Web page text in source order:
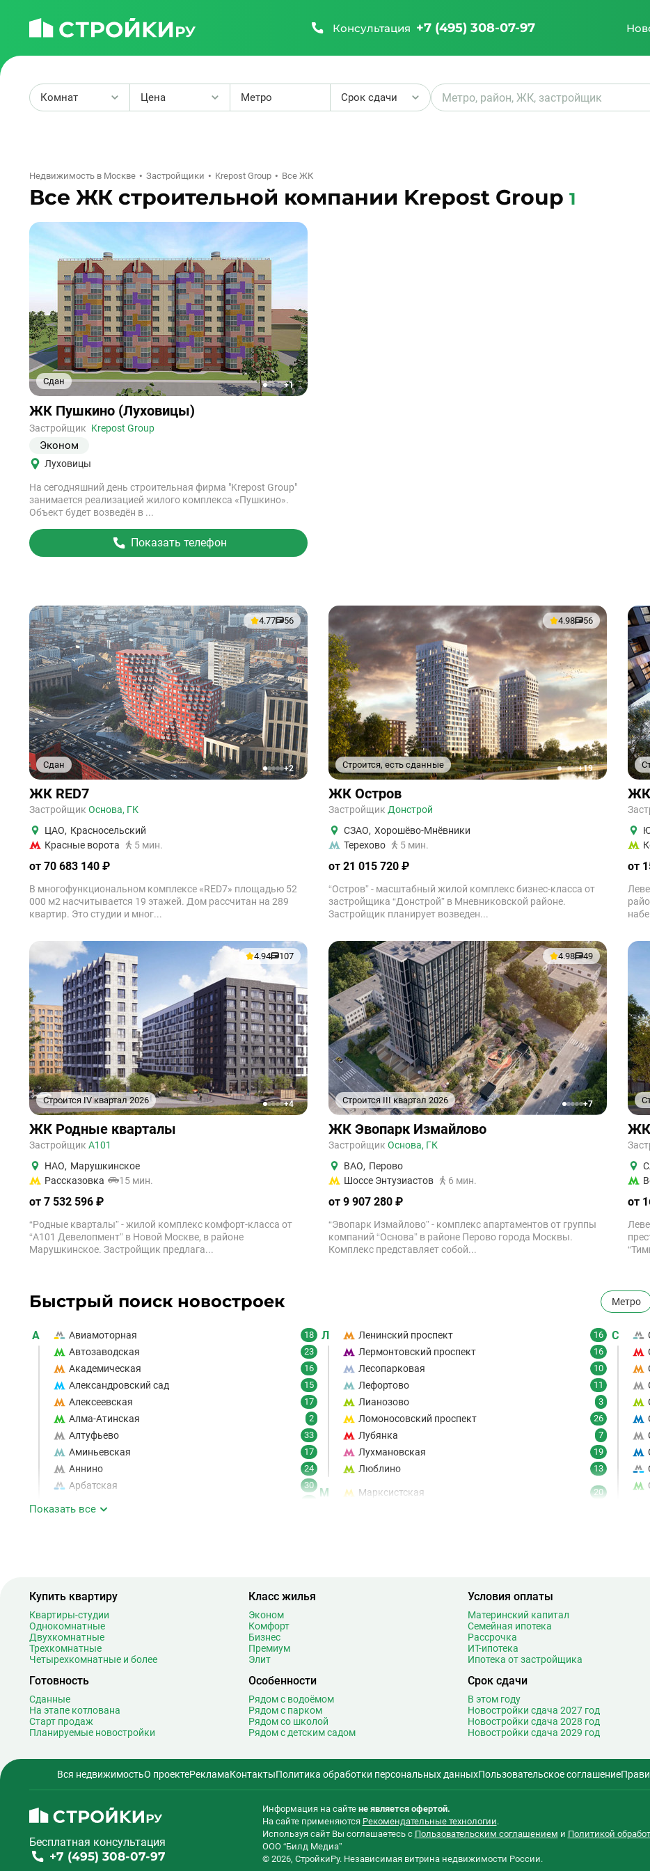
Консультация +7 (495) 308-07-97
Комнат Цена
₽
Метро Срок сдачи
Недвижимость в Москве Застройщики Krepost Group Все ЖК
Все ЖК строительной компании Krepost Group 1
Сдан
12345+1
Ссылка
на
объект
ЖК Пушкино (Луховицы)
Застройщик Krepost Group
Эконом
Луховицы
На сегодняшний день строительная фирма "Krepost Group"
занимается реализацией жилого комплекса «Пушкино».
Объект будет возведён в ...
Показать телефон
Сдан
4.77 56
12345+2
ЖК RED7
Застройщик Основа, ГК
ЦАО, Красносельский
Красные ворота
5 мин.
от 70 683 140 ₽
В многофункциональном комплексе «RED7» площадью 52
000 м2 насчитывается 19 этажей. Дом рассчитан на 289
квартир. Это студии и мног...
Строится, есть сданные
4.98 56
12345+19
ЖК Остров
Застройщик Донстрой
СЗАО, Хорошёво-Мнёвники
Терехово
5 мин.
от 21 015 720 ₽
“Остров” - масштабный жилой комплекс бизнес-класса от
застройщика “Донстрой” в Мневниковской районе.
Застройщик планирует возведен...
ЖК
от
Строится IV квартал 2026
4.94 107
12345+4
ЖК Родные кварталы
Застройщик А101
НАО, Марушкинское
Рассказовка
15 мин.
от 7 532 596 ₽
“Родные кварталы” - жилой комплекс комфорт-класса от
“А101 Девелопмент” в Новой Москве, в районе
Марушкинское. Застройщик предлага...
Строится III квартал 2026
4.98 49
12345+7
ЖК Эвопарк Измайлово
Застройщик Основа, ГК
ВАО, Перово
Шоссе Энтузиастов
6 мин.
от 9 907 280 ₽
“Эвопарк Измайлово” - комплекс апартаментов от группы
компаний “Основа” в районе Перово города Москвы.
Комплекс представляет собой...
ЖК
от
Быстрый поиск новостроек Метро
А Авиамоторная 18
Автозаводская 23
Академическая 16
Александровский сад 15
Алексеевская 17
Алма-Атинская 2
Алтуфьево 33
Аминьевская 17
Аннино 24
Арбатская 30
Бауманская 25
Беломорская
Белорусская
Беляево
Бибирево 19
14
Битцевский парк 3
Борисово 3
Боровское шоссе 12
Ботанический сад 20
Братиславская 12
Бульвар Адмирала Ушакова 5
Бульвар Дмитрия Донского 20
Бульвар Рокоссовского 22
Бунинская аллея 15
Л Ленинский проспект 16
Лермонтовский проспект 16
Лесопарковая 10
Лефортово 11
Лианозово 3
Ломоносовский проспект 26
Лубянка 7
Лухмановская 19
Люблино 13
М Марксистская 20
Н 19
3
Нахимовский проспект
Нижегородская
Новаторская 3
С
Показать все
Купить квартиру
Квартиры-студии
Однокомнатные
Двухкомнатные
Трехкомнатные
Четырехкомнатные и более
Готовность
Сданные
На этапе котлована
Старт продаж
Планируемые новостройки
Класс жилья
Эконом
Комфорт
Бизнес
Премиум
Элит
Особенности
Рядом с водоёмом
Рядом с парком
Рядом со школой
Рядом с детским садом
Условия оплаты
Материнский капитал
Семейная ипотека
Рассрочка
ИТ-ипотека
Ипотека от застройщика
Срок сдачи
В этом году
Новостройки сдача 2027 год
Новостройки сдача 2028 год
Новостройки сдача 2029 год
Вся недвижимостьО проектеРекламаКонтактыПолитика обработки персональных данныхПользовательское соглашение
Бесплатная консультация
+7 (495) 308-07-97
Информация на сайте не является офертой.
На сайте применяются Рекомендательные технологии.
Используя сайт Вы соглашаетесь с Пользовательским соглашением и Политикой
ООО “Билд Медиа”
© 2026, СтройкиРу. Независимая витрина недвижимости России.